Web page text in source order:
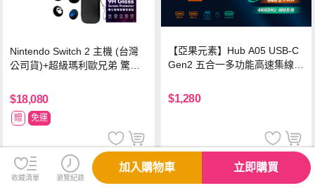
Nintendo Switch 2 主機 (台灣
公司貨)+超級瑪利歐兄弟 驚奇
球 狂熱 中文版
$18,080
贈 免運
【亞果元素】Hub A05 USB-C
Gen2 五合一多功能高速集線
$1,280
收藏清單 瀏覽紀錄
加入購物車 立即購買